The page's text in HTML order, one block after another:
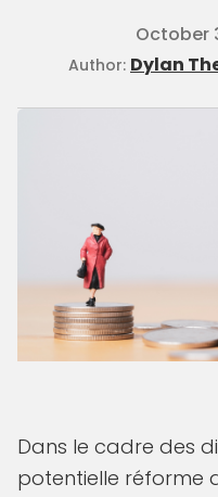
October
Author: Dylan
Dans le cadre des
potentielle réforme